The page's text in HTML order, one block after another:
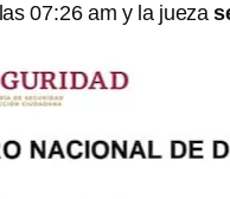
07:26 am y la jueza